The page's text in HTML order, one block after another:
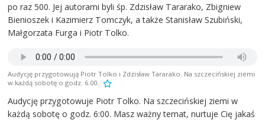
po raz 500. Jej autorami byli śp. Zdzisław Tararako, Zbigniew
Bienioszek i Kazimierz Tomczyk, a także Stanisław Szubiński,
Małgorzata Furga i Piotr Tolko.
Audycję przygotowują Piotr Tolko i Zdzisław Tararako. Na szczecińskiej ziemi
w każdą sobotę o godz. 6.00.
Audycję przygotowuje Piotr Tolko. Na szczecińskiej ziemi w
każdą sobotę o godz. 6:00. Masz ważny temat, nurtuje Cię jakaś